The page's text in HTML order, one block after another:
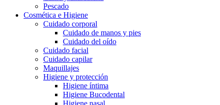
Pescado
Cosmética e Higiene
Cuidado corporal
Cuidado de manos y pies
Cuidado del oído
Cuidado facial
Cuidado capilar
Maquillajes
Higiene y protección
Higiene íntima
Higiene Bucodental
Higiene nasal